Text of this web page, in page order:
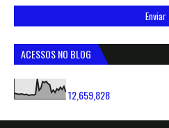
ACESSOS NO BLOG
12,659,828